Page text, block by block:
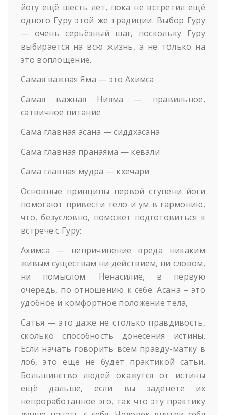
йогу ещё шесть лет, пока не встретил ещё
одного Гуру этой же традиции. Выбор Гуру
— очень серьёзный шаг, поскольку Гуру
выбирается на всю жизнь, а не только на
это воплощение.
Самая важная Яма — это Ахимса
Самая важная Нияма — правильное,
сатвичное питание
Сама главная асана — сиддхасана
Сама главная пранаяма — кевали
Сама главная мудра — кхечари
Основные принципы первой ступени йоги
помогают привести тело и ум в гармонию,
что, безусловно, поможет подготовиться к
встрече с Гуру:
Ахимса — непричинение вреда никаким
живым существам ни действием, ни словом,
ни помыслом. Ненасилие, в первую
очередь, по отношению к себе. Асана – это
удобное и комфортное положение тела,
Сатья — это даже не столько правдивость,
сколько способность донесения истины.
Если начать говорить всем правду-матку в
лоб, это ещё не будет практикой сатьи.
Большинство людей окажутся от истины
ещё дальше, если вы заденете их
непроработанное эго, так что эту практику